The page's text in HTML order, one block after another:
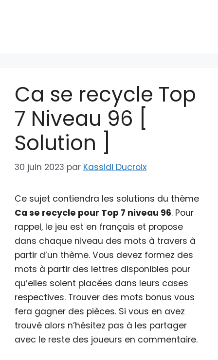
Ca se recycle Top
7 Niveau 96 [
Solution ]
30 juin 2023 par Kassidi Ducroix
Ce sujet contiendra les solutions du thème
Ca se recycle pour Top 7 niveau 96. Pour
rappel, le jeu est en français et propose
dans chaque niveau des mots à travers à
partir d’un thème. Vous devez formez des
mots à partir des lettres disponibles pour
qu’elles soient placées dans leurs cases
respectives. Trouver des mots bonus vous
fera gagner des pièces. Si vous en avez
trouvé alors n’hésitez pas à les partager
avec le reste des joueurs en commentaire.